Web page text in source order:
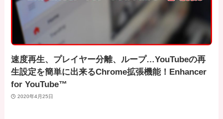
速度再生、プレイヤー分離、ループ…YouTubeの再
生設定を簡単に出来るChrome拡張機能！Enhancer
for YouTube™
2020年4月25日